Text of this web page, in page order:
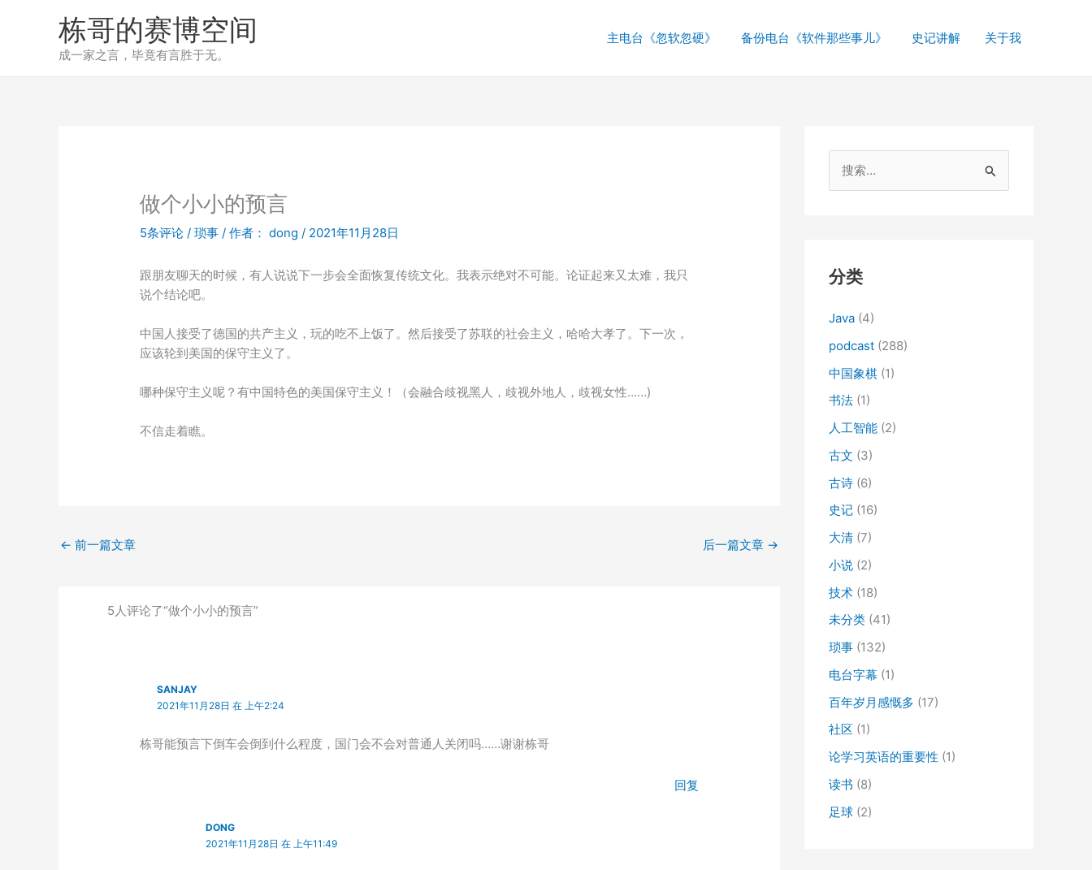
栋哥的赛博空间
成一家之言，毕竟有言胜于无。
主电台《忽软忽硬》 备份电台《软件那些事儿》 史记讲解 关于我
做个小小的预言
5条评论 /琐事 / 作者： dong/ 2021年11月28日
跟朋友聊天的时候，有人说说下一步会全面恢复传统文化。我表示绝对不可能。论证起来又太难，我只
说个结论吧。
中国人接受了德国的共产主义，玩的吃不上饭了。然后接受了苏联的社会主义，哈哈大孝了。下一次，
应该轮到美国的保守主义了。
哪种保守主义呢？有中国特色的美国保守主义！（会融合歧视黑人，歧视外地人，歧视女性……)
不信走着瞧。
← 前一篇文章 后一篇文章 →
5人评论了“做个小小的预言”
SANJAY
2021年11月28日 在 上午2:24
栋哥能预言下倒车会倒到什么程度，国门会不会对普通人关闭吗……谢谢栋哥
回复
DONG
2021年11月28日 在 上午11:49
分类
Java (4)
podcast (288)
中国象棋 (1)
书法 (1)
人工智能 (2)
古文 (3)
古诗 (6)
史记 (16)
大清 (7)
小说 (2)
技术 (18)
未分类 (41)
琐事 (132)
电台字幕 (1)
百年岁月感慨多 (17)
社区 (1)
论学习英语的重要性 (1)
读书 (8)
足球 (2)